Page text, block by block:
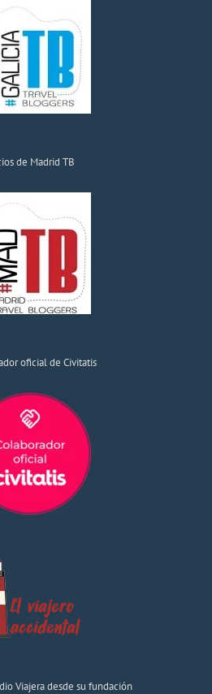
de Madrid TB
oficial de Civitatis
Viajera desde su fundación